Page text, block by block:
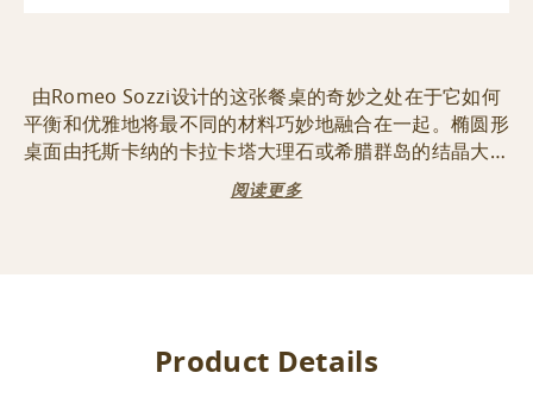
由Romeo Sozzi设计的这张餐桌的奇妙之处在于它如何
平衡和优雅地将最不同的材料巧妙地融合在一起。椭圆形
桌面由托斯卡纳的卡拉卡塔大理石或希腊群岛的结晶大理
石制成，而斜倾的橡木桌腿则纵向切割，形成了虚实相
间、阴影与光影的游戏。
阅读更多
Product Details